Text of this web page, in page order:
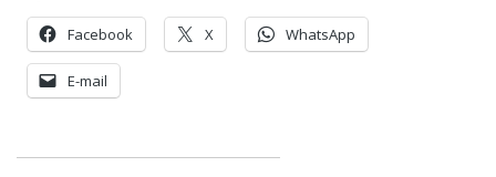
Facebook X WhatsApp
E-mail